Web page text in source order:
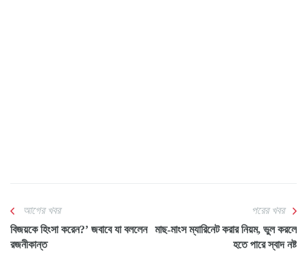
আগের খবর
বিজয়কে হিংসা করেন?’ জবাবে যা বললেন
রজনীকান্ত
পরের খবর
মাছ-মাংস ম্যারিনেট করার নিয়ম, ভুল করলে
হতে পারে স্বাদ নষ্ট